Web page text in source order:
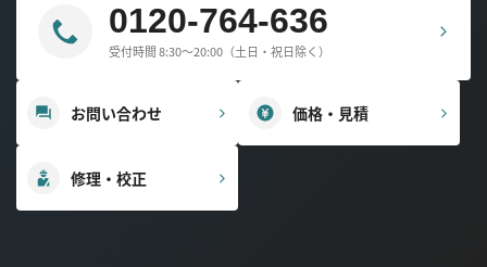
0120-764-636
受付時間 8:30～20:00（土日・祝日除く）
お問い合わせ 価格・見積
修理・校正